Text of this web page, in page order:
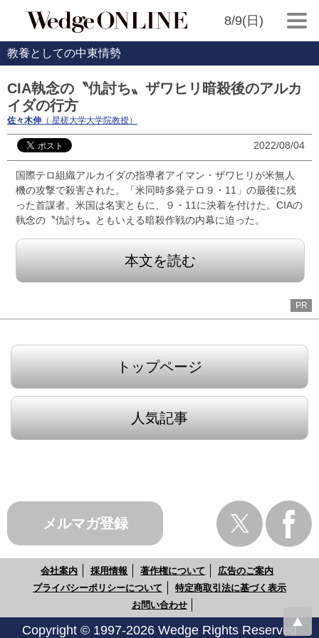
8/9(日)
教養としての中東情勢
CIA執念の〝仇討ち〟ザワヒリ暗殺後のアルカ
イダの行方
佐々木伸 （ 星槎大学大学院教授）
2022/08/04
国際テロ組織アルカイダの指導者アイマン・ザワヒリが米無人
機の攻撃で殺害された。「米同時多発テロ９・11」の最後に残
った首謀者。米国は名実ともに、９・11に決着を付けた。CIAの
執念の〝仇討ち〟ともいえる暗殺作戦の内幕に迫った。
本文を読む
PR
トップページ
人気記事
メルマガ登録
会社案内 採用情報 著作権について
広告のご案内
プライバシーポリシーについて
特定商取引法に基づく表示
お問い合わせ
Copyright © 1997-2026 Wedge Rights Reserved